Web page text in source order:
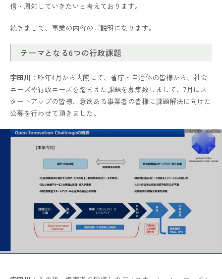
信・周知していきたいと考えております。
続きまして、事業の内容のご説明になります。
テーマとなる6つの行政課題
宇田川 ：昨年4月から内閣にて、省庁・自治体の皆様から、社会
ニーズや行政ニーズを踏まえた課題を募集致しまして、7月にス
タートアップの皆様、意欲ある事業者の皆様に課題解決に向けた
公募を行わせて頂きました。